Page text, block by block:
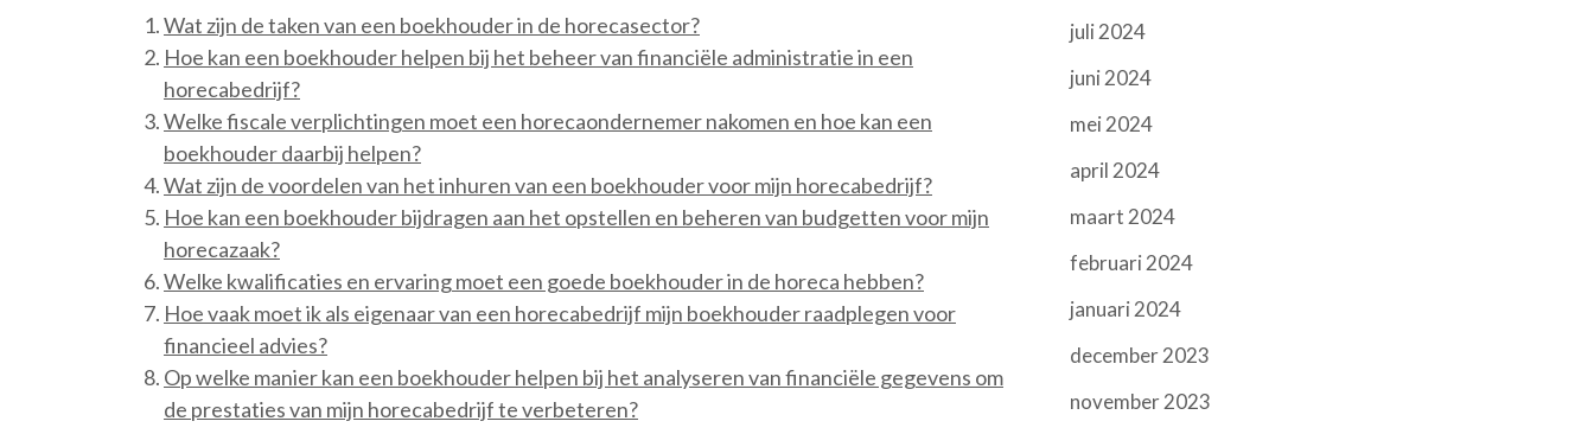
Wat zijn de taken van een boekhouder in de horecasector?
Hoe kan een boekhouder helpen bij het beheer van financiële administratie in een
horecabedrijf?
Welke fiscale verplichtingen moet een horecaondernemer nakomen en hoe kan een
boekhouder daarbij helpen?
Wat zijn de voordelen van het inhuren van een boekhouder voor mijn horecabedrijf?
Hoe kan een boekhouder bijdragen aan het opstellen en beheren van budgetten voor mijn
horecazaak?
Welke kwalificaties en ervaring moet een goede boekhouder in de horeca hebben?
Hoe vaak moet ik als eigenaar van een horecabedrijf mijn boekhouder raadplegen voor
financieel advies?
Op welke manier kan een boekhouder helpen bij het analyseren van financiële gegevens om
de prestaties van mijn horecabedrijf te verbeteren?
juli 2024
juni 2024
mei 2024
april 2024
maart 2024
februari 2024
januari 2024
december 2023
november 2023